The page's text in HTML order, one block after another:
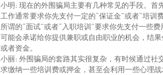
小明: 现在的外围骗局主要有几种常见的手段。
工作通常要求你先支付一定的“保证金”或者“培
所谓的“面试”或者“入职培训”要求你先支付一些
可能会承诺给你提供兼职或自由职业的机会，结
或者资金。
小丽: 外围骗局的套路其实很复杂，有时候通过社
求缴纳一些培训费或押金，甚至会利用一些心理